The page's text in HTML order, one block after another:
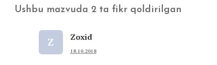
Ushbu mazvuda 2 ta fikr qoldirilgan
Z Zoxid
18.10.2018